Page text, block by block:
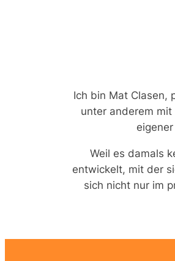
Ich bin Mat Clasen,
unter anderem mit
Weil es damals
entwickelt, mit der
sich nicht nur im